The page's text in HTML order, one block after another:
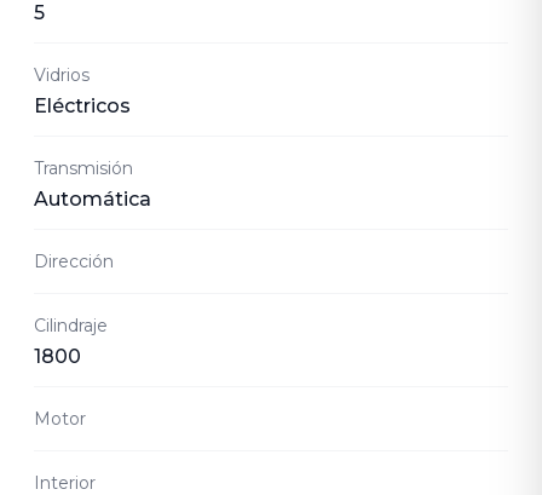
5
Vidrios
Eléctricos
Transmisión
Automática
Dirección
Cilindraje
1800
Motor
Interior